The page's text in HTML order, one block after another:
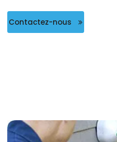
Contactez-nous